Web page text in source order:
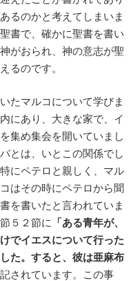
るのかと考えてしまいま
書で、確かに聖書を書い
がおられ、神の意志が聖
るのです。
たマルコについて学びま
にあり、大きな家で、イ
集め集会を開いていまし
とは、いとこの関係でし
にペテロと親しく、マル
はその時にペテロから聞
を書いたと言われていま
５２節に
「ある青年が、
でイエスについて行った
た。すると、彼は亜麻布
されています。この事